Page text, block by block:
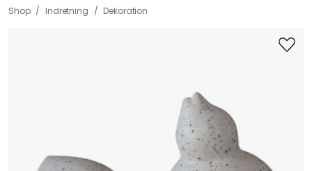
Shop / Indretning / Dekoration